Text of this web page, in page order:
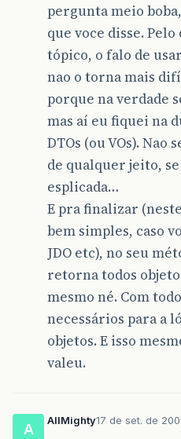
pergunta meio
que voce disse.
tópico, o falo de
nao o torna mais
porque na verdade
mas aí eu fiquei na
DTOs (ou VOs). Nao
de qualquer jeito,
esplicada…
E pra finalizar
bem simples, caso
JDO etc), no seu
retorna todos
mesmo né. Com
necessários para a
objetos. E isso
valeu.
A
AllMighty17 de set. de